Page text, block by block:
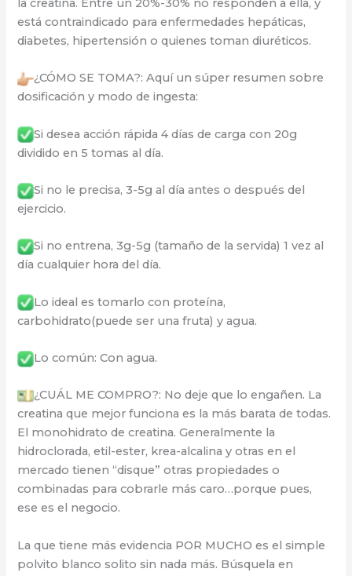
la creatina. Entre un 20%-30% no responden a ella, y
está contraindicado para enfermedades hepáticas,
diabetes, hipertensión o quienes toman diuréticos.
¿CÓMO SE TOMA?: Aquí un súper resumen sobre
dosificación y modo de ingesta:
Si desea acción rápida 4 días de carga con 20g
dividido en 5 tomas al día.
Si no le precisa, 3-5g al día antes o después del
ejercicio.
Si no entrena, 3g-5g (tamaño de la servida) 1 vez al
día cualquier hora del día.
Lo ideal es tomarlo con proteína,
carbohidrato(puede ser una fruta) y agua.
Lo común: Con agua.
¿CUÁL ME COMPRO?: No deje que lo engañen. La
creatina que mejor funciona es la más barata de todas.
El monohidrato de creatina. Generalmente la
hidroclorada, etil-ester, krea-alcalina y otras en el
mercado tienen “disque” otras propiedades o
combinadas para cobrarle más caro…porque pues,
ese es el negocio.
La que tiene más evidencia POR MUCHO es el simple
polvito blanco solito sin nada más. Búsquela en